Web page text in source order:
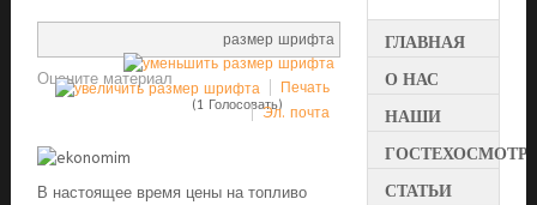
размер шрифта
Печать
Эл. почта
Оцените материал
(1 Голосовать)
В настоящее время цены на топливо
ГЛАВНАЯ
О НАС
НАШИ
ГОСТЕХОСМОТР
СТАТЬИ